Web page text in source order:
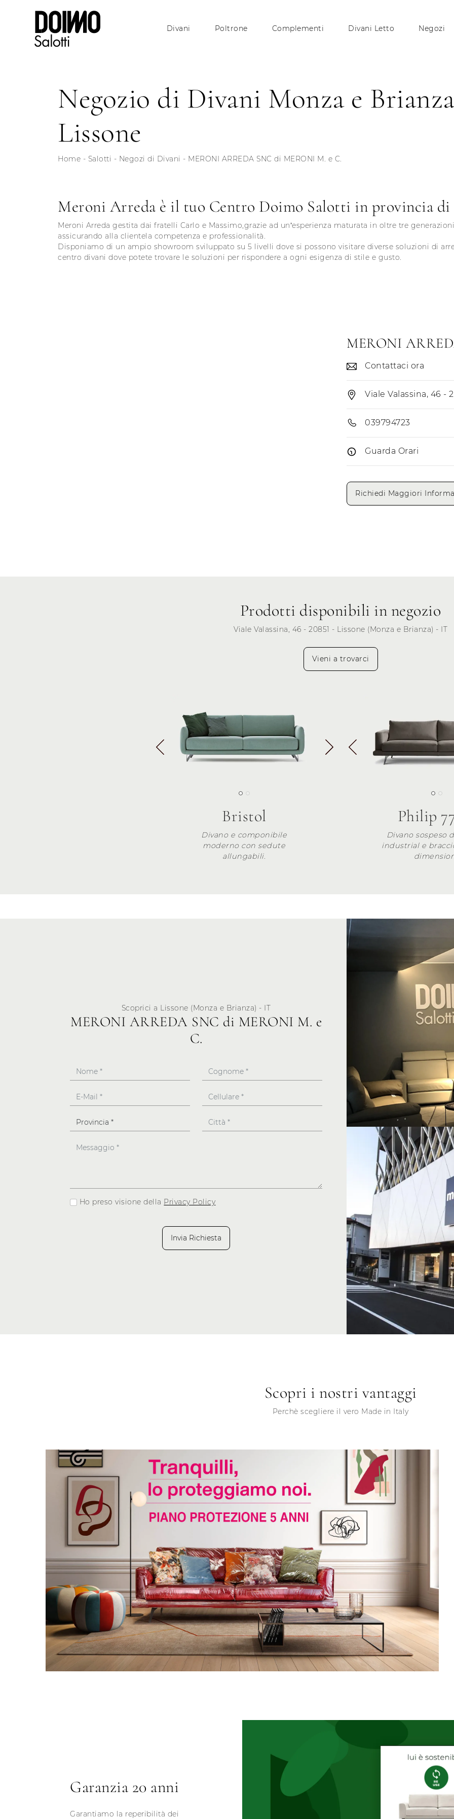
Divani Poltrone Complementi Divani Letto Negozi
Negozio di Divani Monza e
Lissone
Home - Salotti - Negozi di Divani - MERONI ARREDA SNC di MERONI M. e C.
MERONI
Contattaci ora
Viale Valassina, 46 -
039794723
Guarda Orari
Lunedì
Domenica
Richiedi Maggiori
Meroni Arreda è il tuo Centro Doimo Salotti in provincia di
Meroni Arreda gestita dai fratelli Carlo e Massimo,grazie ad un’esperienza maturata in oltre tre
assicurando alla clientela competenza e professionalità.
Disponiamo di un ampio showroom sviluppato su 5 livelli dove si possono visitare diverse soluzioni di
centro divani dove potete trovare le soluzioni per rispondere a ogni esigenza di stile e gusto.
Prodotti disponibili in negozio
Viale Valassina, 46 - 20851 - Lissone (Monza e Brianza) - IT
Vieni a trovarci
Bristol
Divano e componibile
moderno con sedute
allungabili.
Philip
Divano sospeso
industrial e
Scoprici a Lissone (Monza e Brianza) - IT
MERONI ARREDA SNC di MERONI M. e
C.
Ho preso visione della Privacy Policy
Invia Richiesta
Scopri i nostri vantaggi
Perchè scegliere il vero Made in Italy
Garanzia 20 anni
Garantiamo la reperibilità dei